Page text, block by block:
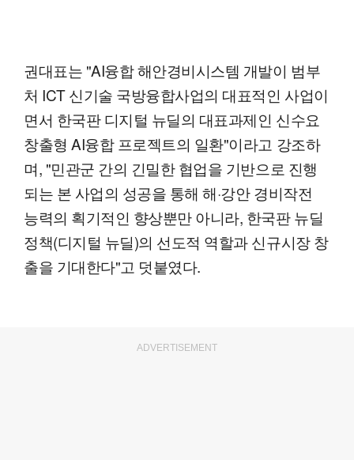
권대표는 "AI융합 해안경비시스템 개발이 범부
처 ICT 신기술 국방융합사업의 대표적인 사업이
면서 한국판 디지털 뉴딜의 대표과제인 신수요
창출형 AI융합 프로젝트의 일환"이라고 강조하
며, "민관군 간의 긴밀한 협업을 기반으로 진행
되는 본 사업의 성공을 통해 해·강안 경비작전
능력의 획기적인 향상뿐만 아니라, 한국판 뉴딜
정책(디지털 뉴딜)의 선도적 역할과 신규시장 창
출을 기대한다"고 덧붙였다.
ADVERTISEMENT